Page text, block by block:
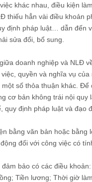
khác nhau, điều kiện
thiếu hẳn vài điều khoản
định pháp luật… dẫn đến
sửa đổi, bổ sung.
doanh nghiệp và NLĐ
quyền và nghĩa vụ của
một số thỏa thuận khác.
cơ bản không trái nội quy
quy định pháp luật và đạo
bằng văn bản hoặc bằng
đối với công việc có
bảo có các điều
Tiền lương; Thời giờ